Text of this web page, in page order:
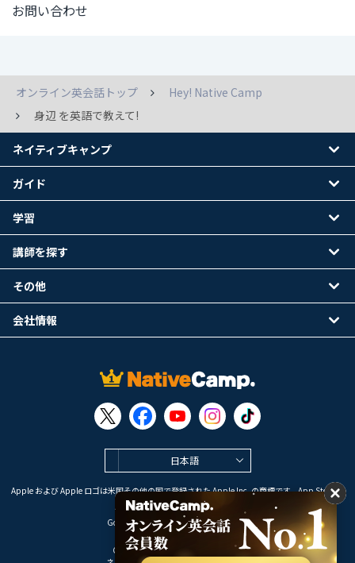
お問い合わせ
オンライン英会話トップ
Hey! Native Camp
身辺 を英語で教えて!
日本語
Apple および Apple ロゴは米国その他の国で登録された Apple Inc. の商標です。App Store は
Apple Inc. のサービスマークです。
Google Play は Google LLC の商標です。
Copyright © 2026 オンライン英会話
ネイティブキャンプ
ガイド
学習
講師を探す
その他
会社情報